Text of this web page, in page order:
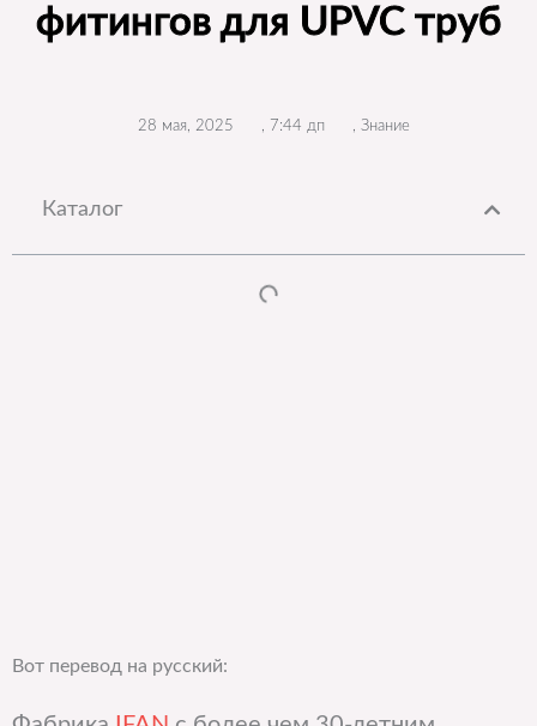
фитингов для UPVC труб
28 мая, 2025 , 7:44 дп , Знание
Каталог
Вот перевод на русский: